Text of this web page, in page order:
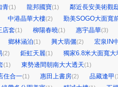
青(1) 龍邦國寶(1) 鄰近長安美術觀
中港晶華大樓(2) 勤美SOGO大面寬
店套(1) 柳陽春曉(1) 惠宇晶華(3)
鄉林涵泊(1) 興大翡儷(2) 宏泉IN
(2) 鉅虹天麗(1) 獨家6.8米大面寬大
(1) 東勢邊間朝南大大透天(1)
住合一(1) 惠田上書房(2) 品藏逢甲